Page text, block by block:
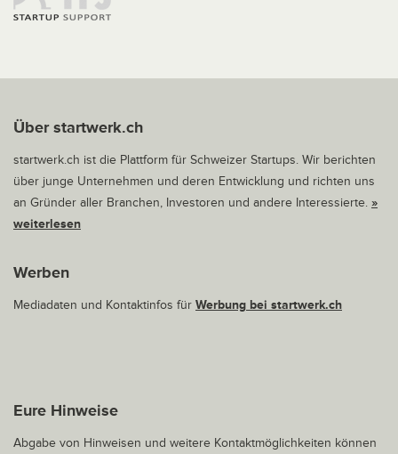
Über startwerk.ch
startwerk.ch ist die Plattform für Schweizer Startups. Wir berichten
über junge Unternehmen und deren Entwicklung und richten uns
an Gründer aller Branchen, Investoren und andere Interessierte. »
weiterlesen
Werben
Mediadaten und Kontaktinfos für Werbung bei startwerk.ch
Eure Hinweise
Abgabe von Hinweisen und weitere Kontaktmöglichkeiten können